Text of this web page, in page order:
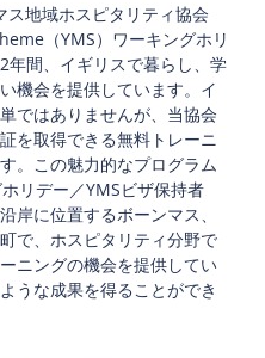
ス地域ホスピタリティ協会
（YMS）ワーキングホリ
年間、イギリスで暮らし、学
機会を提供しています。イ
ではありませんが、当協会
を取得できる無料トレーニ
。この魅力的なプログラム
リデー／YMSビザ保持者
岸に位置するボーンマス、
で、ホスピタリティ分野で
ニングの機会を提供してい
うな成果を得ることができ